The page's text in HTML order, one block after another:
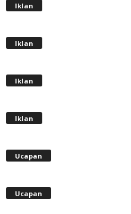
Iklan
Iklan
Iklan
Iklan
Ucapan
Ucapan